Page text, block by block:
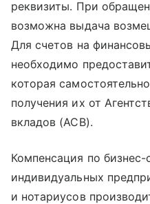
реквизиты. При
возможна выдача
Для счетов на
необходимо
которая
получения их от
вкладов (АСВ).
Компенсация по
индивидуальных
и нотариусов